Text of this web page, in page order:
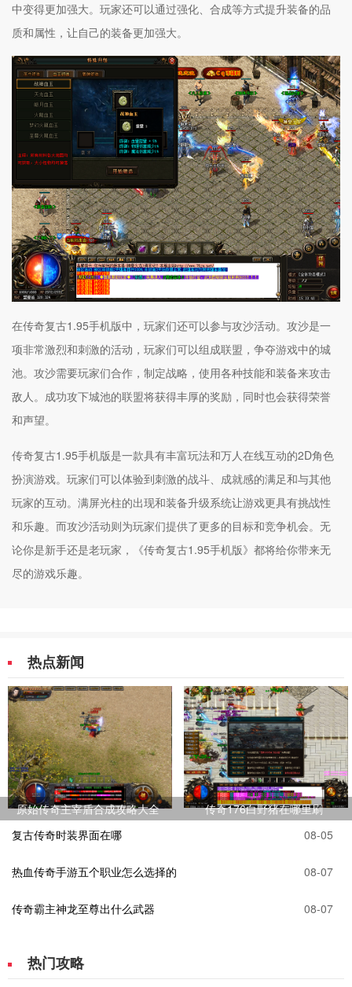
中变得更加强大。玩家还可以通过强化、合成等方式提升装备的品
质和属性，让自己的装备更加强大。
在传奇复古1.95手机版中，玩家们还可以参与攻沙活动。攻沙是一
项非常激烈和刺激的活动，玩家们可以组成联盟，争夺游戏中的城
池。攻沙需要玩家们合作，制定战略，使用各种技能和装备来攻击
敌人。成功攻下城池的联盟将获得丰厚的奖励，同时也会获得荣誉
和声望。
传奇复古1.95手机版是一款具有丰富玩法和万人在线互动的2D角色
扮演游戏。玩家们可以体验到刺激的战斗、成就感的满足和与其他
玩家的互动。满屏光柱的出现和装备升级系统让游戏更具有挑战性
和乐趣。而攻沙活动则为玩家们提供了更多的目标和竞争机会。无
论你是新手还是老玩家，《传奇复古1.95手机版》都将给你带来无
尽的游戏乐趣。
热点新闻
原始传奇主宰盾合成攻略大全
传奇176白野猪在哪里刷
复古传奇时装界面在哪
08-05
热血传奇手游五个职业怎么选择的 08-07
传奇霸主神龙至尊出什么武器 08-07
热门攻略